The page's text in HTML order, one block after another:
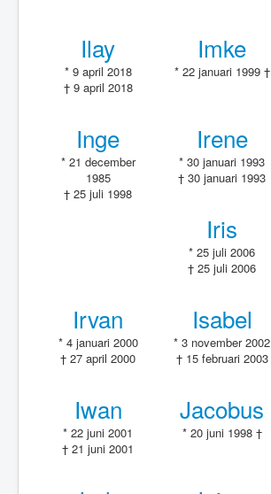
Ilay
* 9 april 2018
† 9 april 2018
Imke
* 22 januari 1999 †
Inge
* 21 december
1985
† 25 juli 1998
Irene
* 30 januari 1993
† 30 januari 1993
Iris
* 25 juli 2006
† 25 juli 2006
Irvan
* 4 januari 2000
† 27 april 2000
Isabel
* 3 november 2002
† 15 februari 2003
Iwan
* 22 juni 2001
† 21 juni 2001
Jacobus
* 20 juni 1998 †